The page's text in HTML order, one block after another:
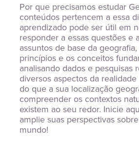
Por que precisamos estudar
conteúdos pertencem a essa
aprendizado pode ser útil em
responder a essas questões e
assuntos de base da
princípios e os conceitos
analisando dados e pesquisas
diversos aspectos da
do que a sua localização
compreender os contextos
existem ao seu redor. Inicie
amplie suas perspectivas
mundo!